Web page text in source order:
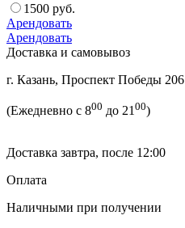
1500 руб.
Арендовать
Арендовать
Доставка и самовывоз
г. Казань, Проспект Победы 206
(Ежедневно с 800 до 21 00)
Доставка завтра, после 12:00
Оплата
Наличными при получении